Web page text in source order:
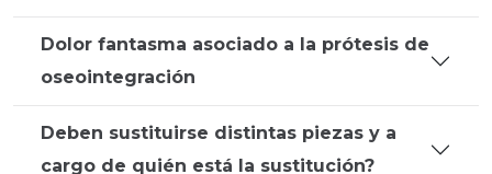
Dolor fantasma asociado a la prótesis de
oseointegración
Deben sustituirse distintas piezas y a
cargo de quién está la sustitución?